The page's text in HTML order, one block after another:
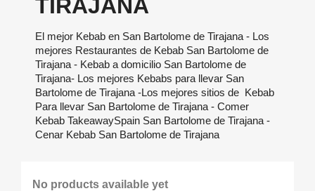
TIRAJANA
El mejor Kebab en San Bartolome de Tirajana - Los
mejores Restaurantes de Kebab San Bartolome de
Tirajana - Kebab a domicilio San Bartolome de
Tirajana- Los mejores Kebabs para llevar San
Bartolome de Tirajana -Los mejores sitios de Kebab
Para llevar San Bartolome de Tirajana - Comer
Kebab TakeawaySpain San Bartolome de Tirajana -
Cenar Kebab San Bartolome de Tirajana
No products available yet